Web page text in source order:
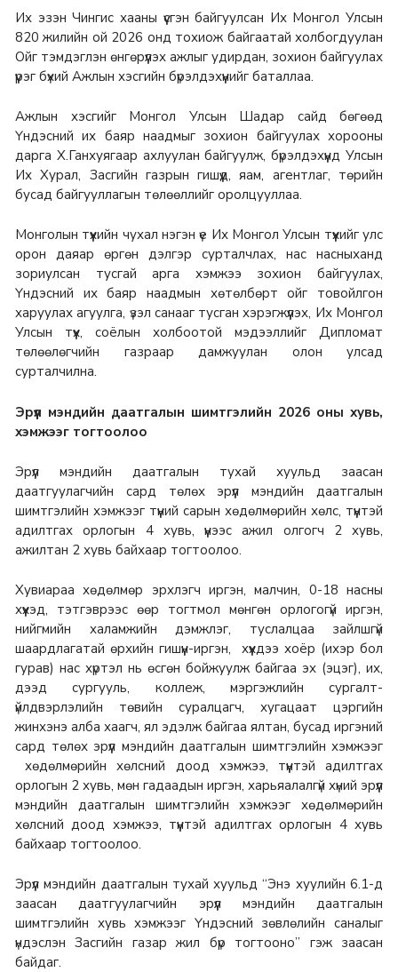
Их эзэн Чингис хааны үүсгэн байгуулсан Их Монгол Улсын
820 жилийн ой 2026 онд тохиож байгаатай холбогдуулан
Ойг тэмдэглэн өнгөрүүлэх ажлыг удирдан, зохион байгуулах
үүрэг бүхий Ажлын хэсгийн бүрэлдэхүүнийг баталлаа.
Ажлын хэсгийг Монгол Улсын Шадар сайд бөгөөд
Үндэсний их баяр наадмыг зохион байгуулах хорооны
дарга Х.Ганхуягаар ахлуулан байгуулж, бүрэлдэхүүнд Улсын
Их Хурал, Засгийн газрын гишүүд, яам, агентлаг, төрийн
бусад байгууллагын төлөөллийг оролцууллаа.
Монголын түүхийн чухал нэгэн үе Их Монгол Улсын түүхийг улс
орон даяар өргөн дэлгэр сурталчлах, нас насныханд
зориулсан тусгай арга хэмжээ зохион байгуулах,
Үндэсний их баяр наадмын хөтөлбөрт ойг товойлгон
харуулах агуулга, үзэл санааг тусган хэрэгжүүлэх, Их Монгол
Улсын түүх, соёлын холбоотой мэдээллийг Дипломат
төлөөлөгчийн газраар дамжуулан олон улсад
сурталчилна.
Эрүүл мэндийн даатгалын шимтгэлийн 2026 оны хувь,
хэмжээг тогтоолоо
Эрүүл мэндийн даатгалын тухай хуульд заасан
даатгуулагчийн сард төлөх эрүүл мэндийн даатгалын
шимтгэлийн хэмжээг түүний сарын хөдөлмөрийн хөлс, түүнтэй
адилтгах орлогын 4 хувь, үүнээс ажил олгогч 2 хувь,
ажилтан 2 хувь байхаар тогтоолоо.
Хувиараа хөдөлмөр эрхлэгч иргэн, малчин, 0-18 насны
хүүхэд, тэтгэврээс өөр тогтмол мөнгөн орлогогүй иргэн,
нийгмийн халамжийн дэмжлэг, туслалцаа зайлшгүй
шаардлагатай өрхийн гишүүн-иргэн, хүүхдээ хоёр (ихэр бол
гурав) нас хүртэл нь өсгөн бойжуулж байгаа эх (эцэг), их,
дээд сургууль, коллеж, мэргэжлийн сургалт-
үйлдвэрлэлийн төвийн суралцагч, хугацаат цэргийн
жинхэнэ алба хаагч, ял эдэлж байгаа ялтан, бусад иргэний
сард төлөх эрүүл мэндийн даатгалын шимтгэлийн хэмжээг
хөдөлмөрийн хөлсний доод хэмжээ, түүнтэй адилтгах
орлогын 2 хувь, мөн гадаадын иргэн, харьяалалгүй хүний эрүүл
мэндийн даатгалын шимтгэлийн хэмжээг хөдөлмөрийн
хөлсний доод хэмжээ, түүнтэй адилтгах орлогын 4 хувь
байхаар тогтоолоо.
Эрүүл мэндийн даатгалын тухай хуульд “Энэ хуулийн 6.1-д
заасан даатгуулагчийн эрүүл мэндийн даатгалын
шимтгэлийн хувь хэмжээг Үндэсний зөвлөлийн саналыг
үндэслэн Засгийн газар жил бүр тогтооно” гэж заасан
байдаг.